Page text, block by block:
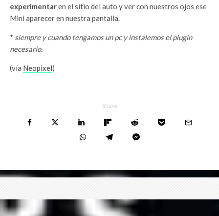
experimentaren el sitio del auto y ver con nuestros ojos ese
Mini aparecer en nuestra pantalla.
* siempre y cuando tengamos un pc y instalemos el plugin
necesario.
(vía Neopixel)
Share